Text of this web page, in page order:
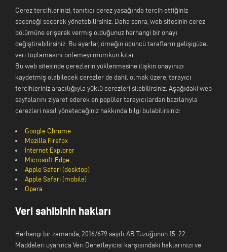
Çerez tercihlerinizi, tanıtıcı çerez yasağında tercih ettiğiniz
seçeneği seçerek yönetebilirsiniz. Daha sonra, web sitesinin çerez
bölümüne erişerek vermiş olduğunuz herhangi bir onayı
değiştirebilirsiniz. Bu ayarlar, örneğin üçüncü tarafların gelişigüzel
veri toplamasını önlemeyi mümkün kılar.
Bu web sitesinde çerezlerin yüklenmesine ilişkin onayınızı
kaydetmiş olabilecek çerezler de dahil olmak üzere, tarayıcı
tercihleriniz aracılığıyla yüklü çerezleri silebilirsiniz. Aşağıdaki web
sayfalarını ziyaret ederek en popüler tarayıcılardan bazılarıyla
çerezleri nasıl yöneteceğiniz hakkında bilgi bulabilirsiniz:
Google Chrome
Mozilla Firefox
Internet Explorer
Microsoft Edge
Apple Safari (desktop)
Apple Safari (mobile)
Opera
Veri sahibinin hakları
Herhangi bir zamanda, 2016/679 sayılı AB Tüzüğünün 15-22.
Maddeleri uyarınca Veri Denetleyicisi karşısındaki haklarınızı ve